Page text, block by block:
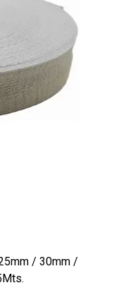
/ 30mm /